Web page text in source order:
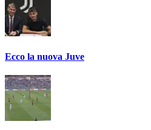
Ecco la nuova Juve